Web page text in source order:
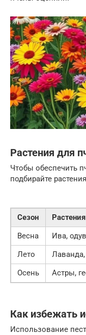
Растения для
Чтобы обеспечить
подбирайте
Сезон
Растения
Весна
Ива,
Лето
Осень
Астры,
Как избежать
Использование